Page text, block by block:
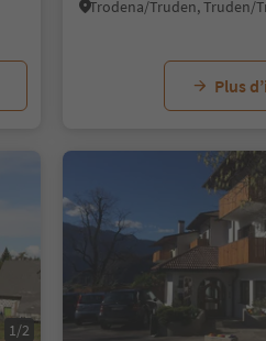
Trodena/Truden, Truden/
Plus
1/2